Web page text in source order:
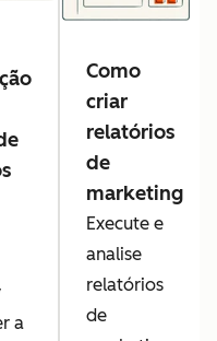
a
Como
criar
relatórios
de
marketing
Execute e
analise
relatórios
de